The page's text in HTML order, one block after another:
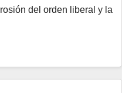
del orden liberal y la